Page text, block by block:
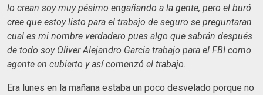
lo crean soy muy pésimo engañando a la gente, pero el buró
cree que estoy listo para el trabajo de seguro se preguntaran
cual es mi nombre verdadero pues algo que sabrán después
de todo soy Oliver Alejandro Garcia trabajo para el FBI como
agente en cubierto y así comenzó el trabajo.
Era lunes en la mañana estaba un poco desvelado porque no